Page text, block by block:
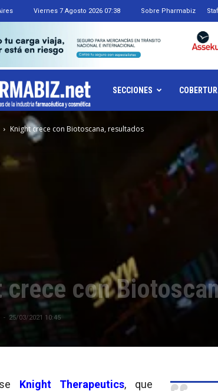
Viernes 7 Agosto 2026 07:38 Sobre Pharmabiz
Pharmabiz.NET
SECCIONES
Knight crece con Biotoscana, resultados
crece con
- 25/03/2021 10:45
Knight Therapeutics, que